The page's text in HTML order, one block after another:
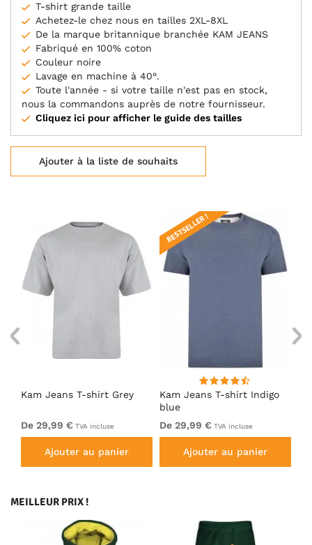
T-shirt grande taille
Achetez-le chez nous en tailles 2XL-8XL
De la marque britannique branchée KAM JEANS
Fabriqué en 100% coton
Couleur noire
Lavage en machine à 40°.
Toute l'année - si votre taille n'est pas en stock,
nous la commandons auprès de notre fournisseur.
Cliquez ici pour afficher le guide des tailles
Ajouter à la liste de souhaits
Kam Jeans T-shirt Grey
De 29,99 € TVA incluse
Ajouter au panier
Kam Jeans T-shirt Indigo
blue
BESTSELLER !
De 29,99 € TVA incluse
Ajouter au panier
MEILLEUR PRIX !